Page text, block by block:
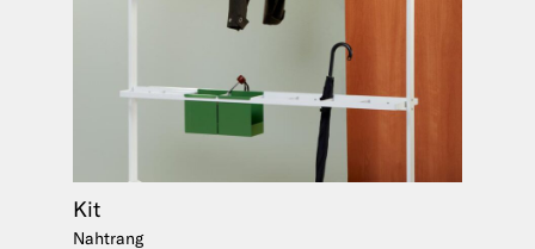
Kit
Nahtrang